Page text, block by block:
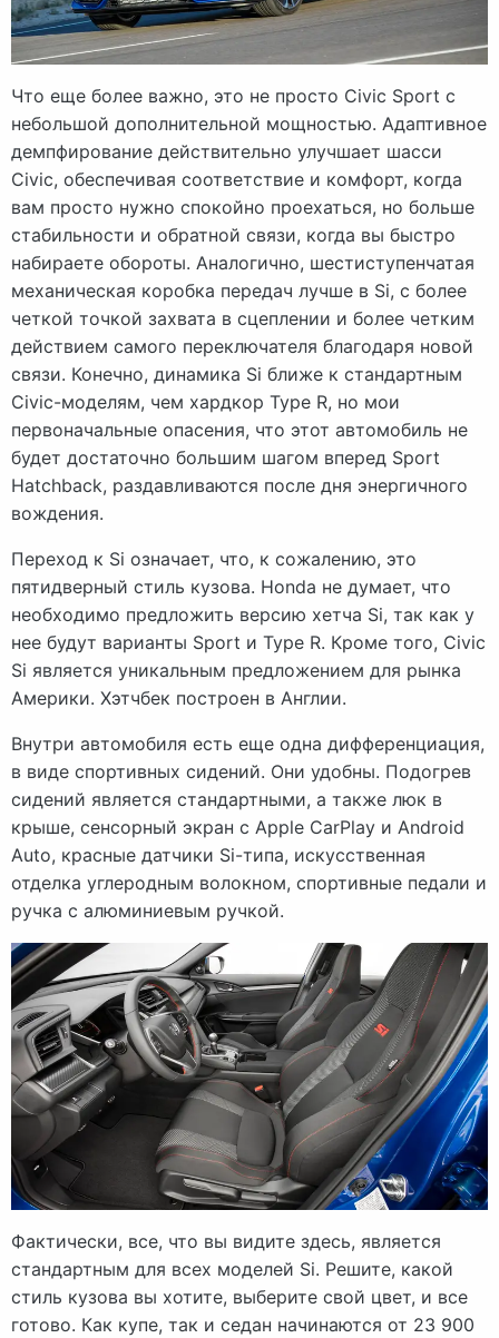
Что еще более важно, это не просто Civic Sport с
небольшой дополнительной мощностью. Адаптивное
демпфирование действительно улучшает шасси
Civic, обеспечивая соответствие и комфорт, когда
вам просто нужно спокойно проехаться, но больше
стабильности и обратной связи, когда вы быстро
набираете обороты. Аналогично, шестиступенчатая
механическая коробка передач лучше в Si, с более
четкой точкой захвата в сцеплении и более четким
действием самого переключателя благодаря новой
связи. Конечно, динамика Si ближе к стандартным
Civic-моделям, чем хардкор Type R, но мои
первоначальные опасения, что этот автомобиль не
будет достаточно большим шагом вперед Sport
Hatchback, раздавливаются после дня энергичного
вождения.
Переход к Si означает, что, к сожалению, это
пятидверный стиль кузова. Honda не думает, что
необходимо предложить версию хетча Si, так как у
нее будут варианты Sport и Type R. Кроме того, Civic
Si является уникальным предложением для рынка
Америки. Хэтчбек построен в Англии.
Внутри автомобиля есть еще одна дифференциация,
в виде спортивных сидений. Они удобны. Подогрев
сидений является стандартными, а также люк в
крыше, сенсорный экран с Apple CarPlay и Android
Auto, красные датчики Si-типа, искусственная
отделка углеродным волокном, спортивные педали и
ручка с алюминиевым ручкой.
Фактически, все, что вы видите здесь, является
стандартным для всех моделей Si. Решите, какой
стиль кузова вы хотите, выберите свой цвет, и все
готово. Как купе, так и седан начинаются от 23 900